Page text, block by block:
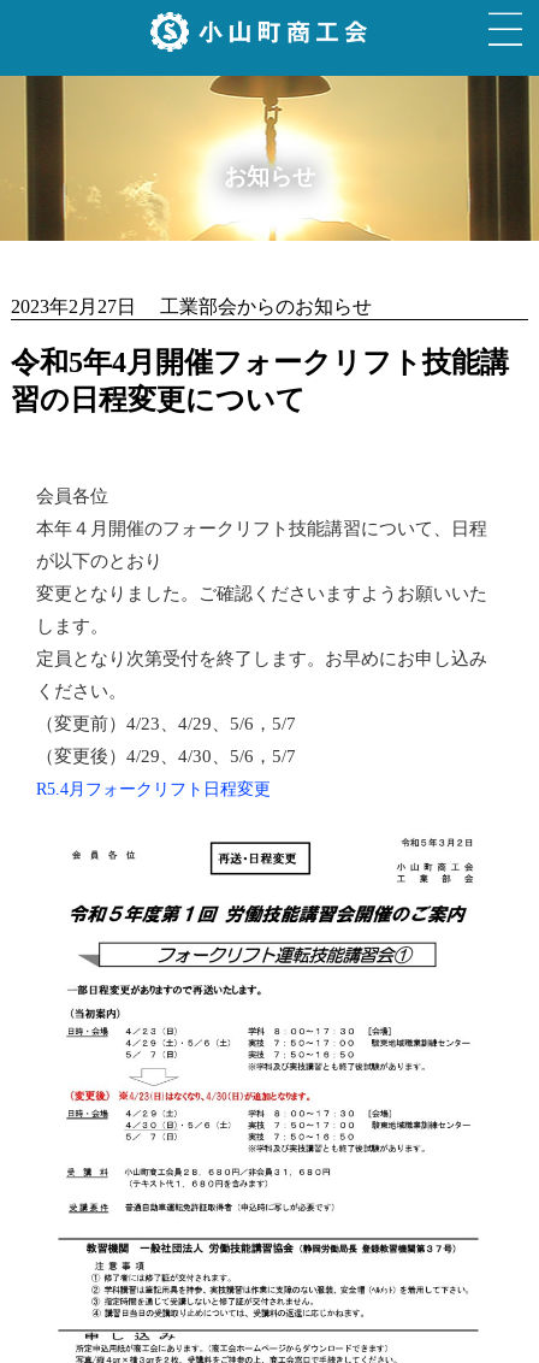
お知らせ
2023年2月27日 工業部会からのお知らせ
令和5年4月開催フォークリフト技能講
習の日程変更について
会員各位
本年４月開催のフォークリフト技能講習について、日程
が以下のとおり
変更となりました。ご確認くださいますようお願いいた
します。
定員となり次第受付を終了します。お早めにお申し込み
ください。
（変更前）4/23、4/29、5/6，5/7
（変更後）4/29、4/30 、5/6，5/7
R5.4月フォークリフト日程変更